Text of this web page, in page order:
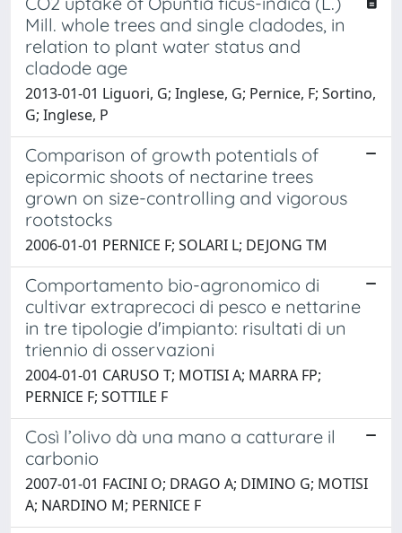
Mill. whole trees and single cladodes, in
relation to plant water status and
cladode age
2013-01-01 Liguori, G; Inglese, G; Pernice, F; Sortino,
G; Inglese, P
Comparison of growth potentials of
epicormic shoots of nectarine trees
grown on size-controlling and vigorous
rootstocks
2006-01-01 PERNICE F; SOLARI L; DEJONG TM
Comportamento bio-agronomico di
cultivar extraprecoci di pesco e nettarine
in tre tipologie d'impianto: risultati di un
triennio di osservazioni
2004-01-01 CARUSO T; MOTISI A; MARRA FP;
PERNICE F; SOTTILE F
Così l’olivo dà una mano a catturare il
carbonio
2007-01-01 FACINI O; DRAGO A; DIMINO G; MOTISI
A; NARDINO M; PERNICE F